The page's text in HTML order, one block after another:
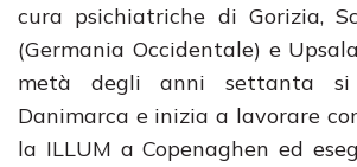
cura psichiatriche di Gorizia,
(Germania Occidentale) e
metà degli anni settanta si
Danimarca e inizia a lavorare
la ILLUM a Copenaghen ed